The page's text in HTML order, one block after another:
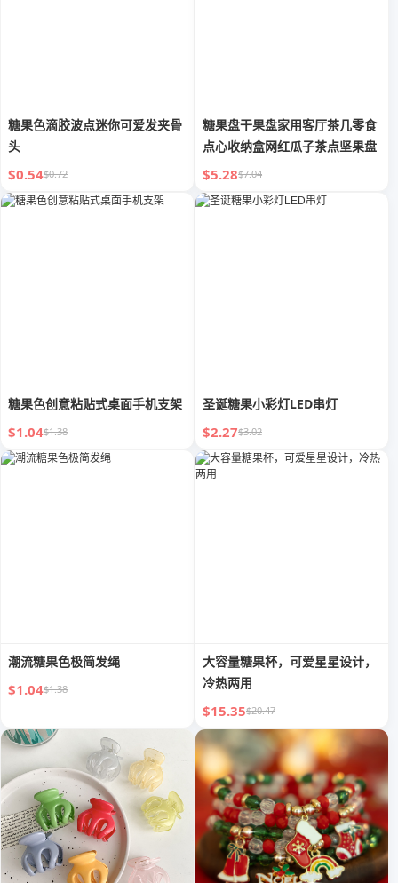
糖果色滴胶波点迷你可爱发夹骨
头
$0.54$0.72
糖果盘干果盘家用客厅茶几零食
点心收纳盒网红瓜子茶点坚果盘
$5.28$7.04
糖果色创意粘贴式桌面手机支架
$1.04$1.38
圣诞糖果小彩灯LED串灯
$2.27$3.02
潮流糖果色极简发绳
$1.04$1.38
大容量糖果杯，可爱星星设计，
冷热两用
$15.35$20.47